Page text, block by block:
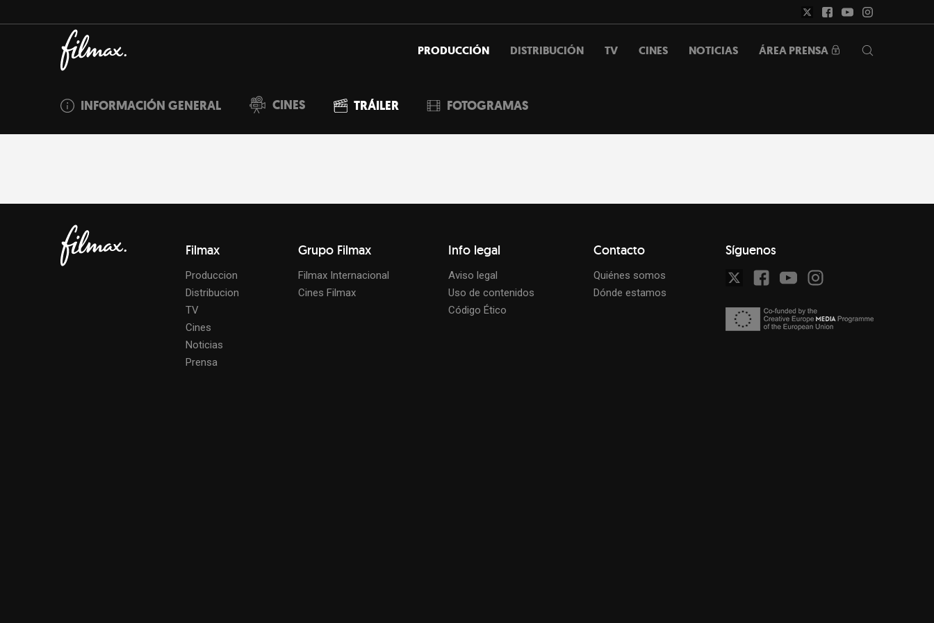
PRODUCCIÓN DISTRIBUCIÓN TV CINES NOTICIAS ÁREA PRENSA
INFORMACIÓN GENERAL CINES TRÁILER FOTOGRAMAS
Filmax
Produccion
Distribucion
TV
Cines
Noticias
Prensa
Grupo Filmax
Filmax Internacional
Cines Filmax
Info legal
Aviso legal
Uso de contenidos
Código Ético
Contacto
Quiénes somos
Dónde estamos
Síguenos